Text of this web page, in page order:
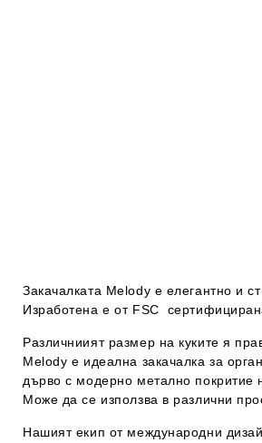
Закачалката Melody е елегантно и
Изработена е от FSC
Различниият размер на куките я
Melody е идеална закачалка за
дърво с модерно метално покритие
Може да се използва в различни
Нашият екип от международни